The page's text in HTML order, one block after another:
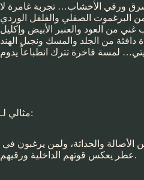
ورقي الأخشاب… تجربة غامرة لا
البرغموت الصقلي والفلفل الوردي
من العود والعنبر الأبيض وإكليل
دافئة من الجلد والمسك ونجيل الهند
مثالي لـ:
عطر يعكس قوتهم الداخلية ورقيهم.